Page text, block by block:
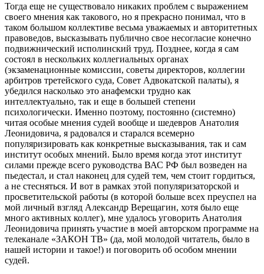
Тогда еще не существовало никаких проблем с выражением
своего мнения как такового, но я прекрасно понимал, что в
таком большом коллективе весьма уважаемых и авторитетных
правоведов, высказывать публично свое несогласие конечно
подвижнический исполинский труд. Позднее, когда я сам
состоял в нескольких коллегиальных органах
(экзаменационные комиссии, советы директоров, коллегии
арбитров третейского суда, Совет Адвокатской палаты), я
убедился насколько это анафемски трудно как
интеллектуально, так и еще в большей степени
психологически. Именно поэтому, постоянно (системно)
читая особые мнения судей вообще и шедевров Анатолия
Леонидовича, я радовался и старался всемерно
популяризировать как конкретные высказывания, так и сам
институт особых мнений. Было время когда этот институт
силами прежде всего руководства ВАС РФ был возведен на
пьедестал, и стал наконец для судей тем, чем стоит гордиться,
а не стесняться. И вот в рамках этой популяризаторской и
просветительской работы (в которой больше всех преуспел на
мой личный взгляд Александр Верещагин, хотя было еще
много активных коллег), мне удалось уговорить Анатолия
Леонидовича принять участие в моей авторском программе на
телеканале «ЗАКОН ТВ» (да, мой молодой читатель, было в
нашей истории и такое!) и поговорить об особом мнении
судей.